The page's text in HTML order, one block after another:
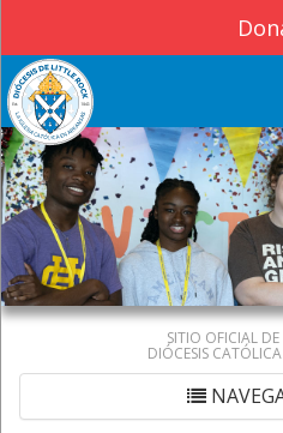
SITIO OFICIAL
DIÓCESIS